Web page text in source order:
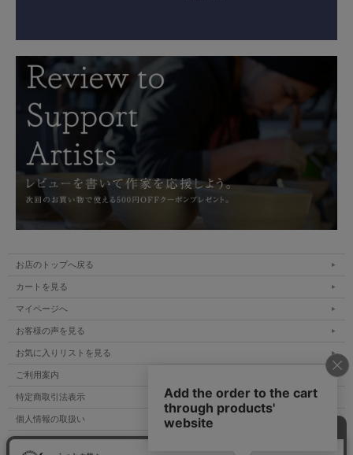
お店のトップへ戻る
カートを見る
マイページへ
お客様の声を見る
お気に入りリストを見る
ご利用案内
特定商取引法表示
個人情報の取扱い
サイトマップ